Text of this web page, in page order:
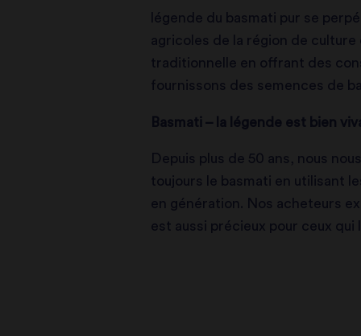
légende du basmati pur se
agricoles de la région de culture
traditionnelle en offrant des
fournissons des semences de
Basmati – la légende est bien
Depuis plus de 50 ans, nous
toujours le basmati en utilisant
en génération. Nos acheteurs
est aussi précieux pour ceux